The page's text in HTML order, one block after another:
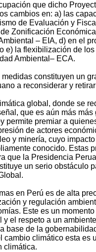
que dicho
cambios en: a) las
de Evaluación y
Zonificación
– EIA, d) en el
e) la flexibilización de
Ambiental– ECA.
constituyen un
a reconsiderar y
global, donde se
que es aún más
permite premiar a
de actores
y minería, cuyo
conocido. Estas
que la Presidencia
un serio obstáculo
en Perú es de alta
y regulación
Este es un
el respeto a un
base de la
cambio climático esta es
climática.